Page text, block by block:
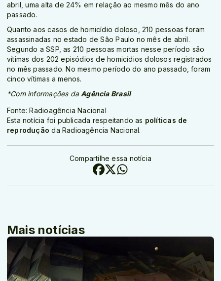
abril, uma alta de 24% em relação ao mesmo mês do ano
passado.
Quanto aos casos de homicídio doloso, 210 pessoas foram
assassinadas no estado de São Paulo no mês de abril.
Segundo a SSP, as 210 pessoas mortas nesse período são
vítimas dos 202 episódios de homicídios dolosos registrados
no mês passado. No mesmo período do ano passado, foram
cinco vítimas a menos.
*Com informações da Agência Brasil
Fonte: Radioagência Nacional
Esta notícia foi publicada respeitando as políticas de
reprodução da Radioagência Nacional.
Compartilhe essa notícia
Mais notícias